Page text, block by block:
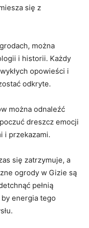
się z
można
i historii.‍ Każdy
opowieści i
odkryte.
można ‌odnaleźć
dreszcz⁢ emocji
i przekazami.
się zatrzymuje, ⁤a
​ogrody w‍ Gizie są⁢
pełnią
energia⁢ tego